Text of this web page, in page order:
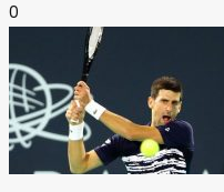
0